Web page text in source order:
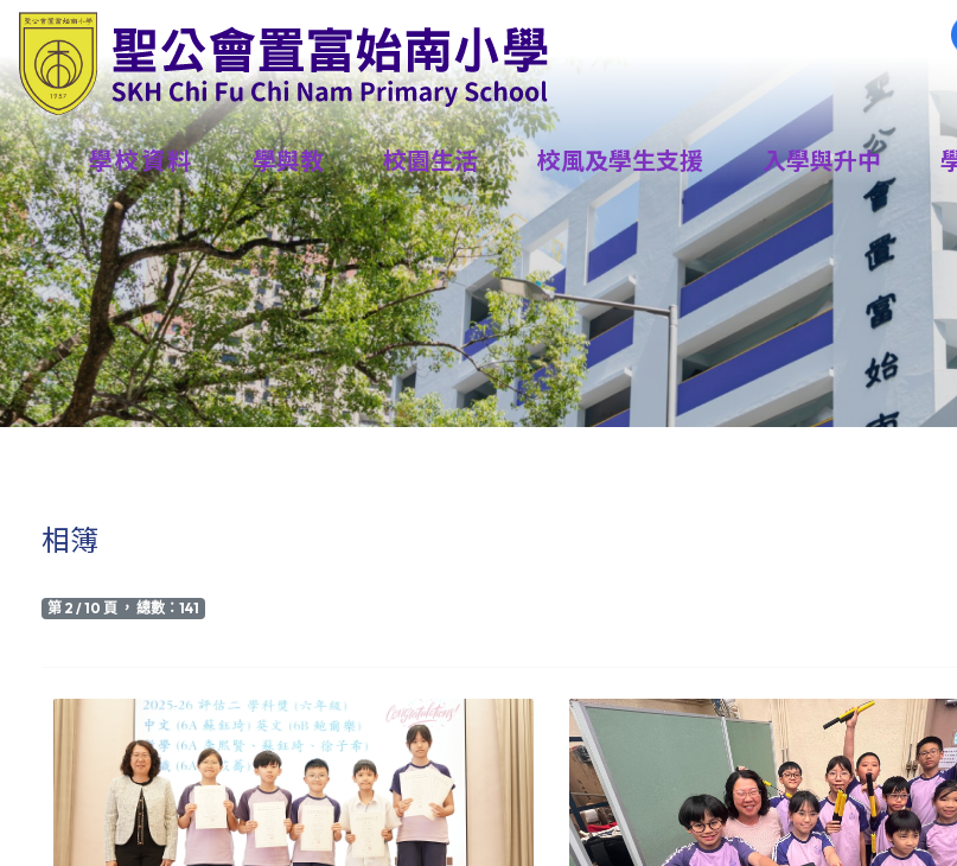
學校資料 學與教 校園生活 校風及學生支援 入學與升中
相簿
第 2 / 10 頁 ， 總數：141